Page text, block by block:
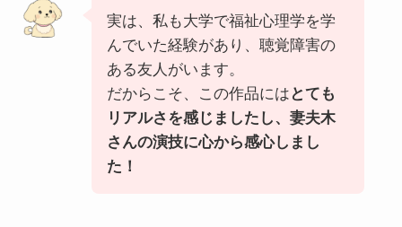
実は、私も大学で福祉心理学を学
んでいた経験があり、聴覚障害の
ある友人がいます。
だからこそ、この作品には とても
リアルさを感じましたし、妻夫木
さんの演技に心から感心しまし
た！